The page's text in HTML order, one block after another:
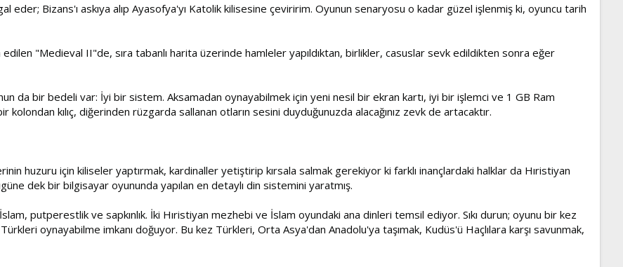
eder; Bizans'ı askıya alıp Ayasofya'yı Katolik kilisesine çeviririm. Oyunun senaryosu o kadar güzel işlenmiş ki, oyuncu tarih
"Medieval II"de, sıra tabanlı harita üzerinde hamleler yapıldıktan, birlikler, casuslar sevk edildikten sonra eğer
da bir bedeli var: İyi bir sistem. Aksamadan oynayabilmek için yeni nesil bir ekran kartı, iyi bir işlemci ve 1 GB Ram
kılıç, diğerinden rüzgarda sallanan otların sesini duyduğunuzda alacağınız zevk de artacaktır.
huzuru için kiliseler yaptırmak, kardinaller yetiştirip kırsala salmak gerekiyor ki farklı inançlardaki halklar da Hıristiyan
dek bir bilgisayar oyununda yapılan en detaylı din sistemini yaratmış.
putperestlik ve sapkınlık. İki Hıristiyan mezhebi ve İslam oyundaki ana dinleri temsil ediyor. Sıkı durun; oyunu bir kez
oynayabilme imkanı doğuyor. Bu kez Türkleri, Orta Asya'dan Anadolu'ya taşımak, Kudüs'ü Haçlılara karşı savunmak,